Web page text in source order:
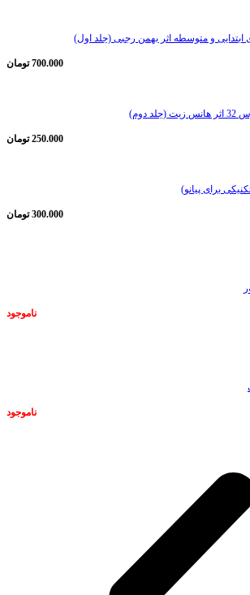
و متوسطه اثر بهمن رجبی (جلد اول)
700.000 تومان
250.000 تومان
برای پیانو)
300.000 تومان
ناموجود
ناموجود